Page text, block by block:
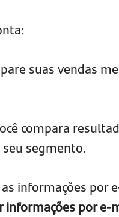
suas vendas
compara
segmento.
informações por
informações por e-